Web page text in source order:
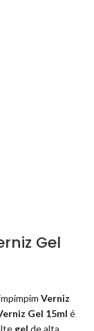
Gel
Verniz
Gel 15ml é